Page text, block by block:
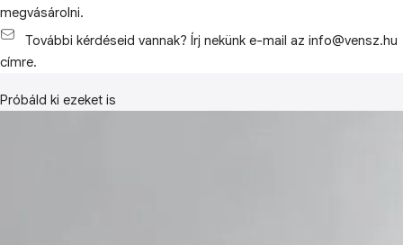
megvásárolni.
További kérdéseid vannak? Írj nekünk e-mail az info@vensz.hu
címre.
Próbáld ki ezeket is